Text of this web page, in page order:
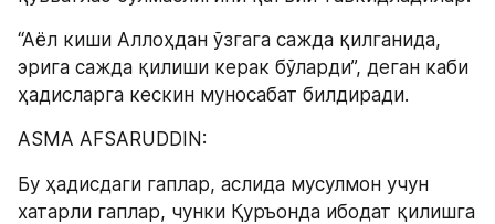
“Aёл киши Аллоҳдан ўзгага сажда қилганида,
эрига сажда қилиши керак бўларди”, деган каби
ҳадисларга кескин муносабат билдиради.
ASMA AFSARUDDIN:
Бу ҳадисдаги гаплар, аслида мусулмон учун
хатарли гаплар, чунки Қуръонда ибодат қилишга